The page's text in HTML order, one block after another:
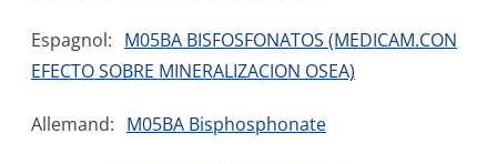
Espagnol: M05BA BISFOSFONATOS (MEDICAM.CON
EFECTO SOBRE MINERALIZACION OSEA)
Allemand: M05BA Bisphosphonate